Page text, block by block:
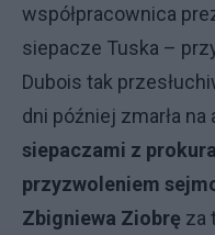
współpracownica
siepacze Tuska –
Dubois tak
dni później zmarła na
siepaczami z
przyzwoleniem
Zbigniewa Ziobrę za